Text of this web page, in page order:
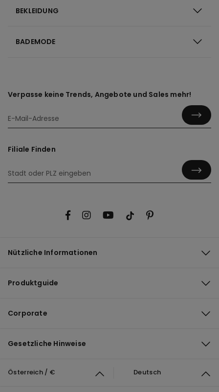
BEKLEIDUNG
BADEMODE
Verpasse keine Trends, Angebote und Sales mehr!
Filiale Finden
Nützliche Informationen
Produktguide
Corporate
Gesetzliche Hinweise
Österreich / € Deutsch